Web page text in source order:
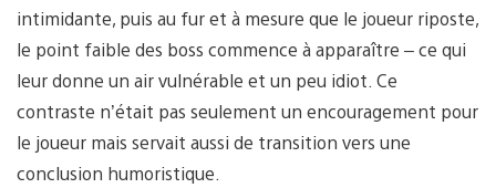
intimidante, puis au fur et à mesure que le joueur riposte,
le point faible des boss commence à apparaître – ce qui
leur donne un air vulnérable et un peu idiot. Ce
contraste n’était pas seulement un encouragement pour
le joueur mais servait aussi de transition vers une
conclusion humoristique.